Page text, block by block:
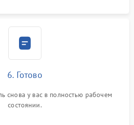
6. Готово
снова у вас в полностью рабочем
состоянии.